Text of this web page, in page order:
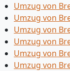
Umzug von
Umzug von
Umzug von
Umzug von
Umzug von
Umzug von